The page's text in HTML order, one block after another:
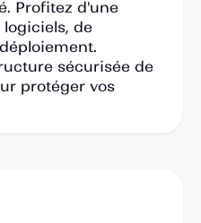
Profitez d'une
de
sécurisée de
protéger vos